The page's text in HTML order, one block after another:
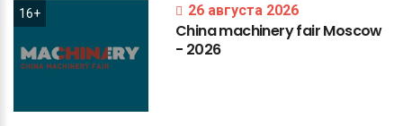
16+ 26 августа 2026
ChinamachineryfairMoscow
- 2026